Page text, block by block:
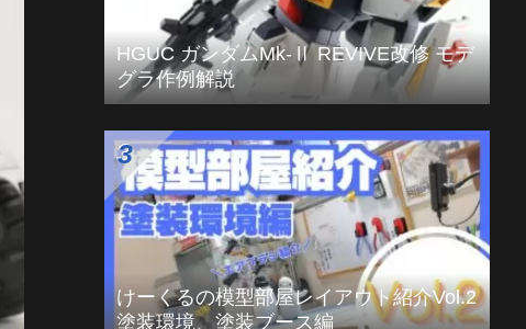
デスク（机）＆収納編